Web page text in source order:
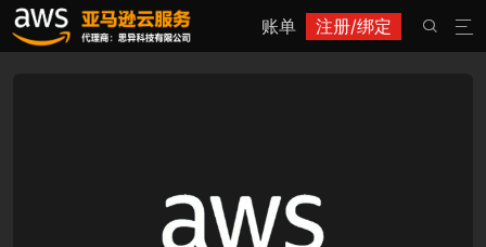
账单 注册/绑定 
